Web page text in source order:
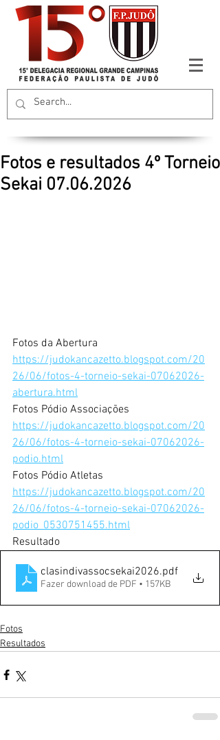
Fotos e resultados 4º Torneio
Sekai 07.06.2026
Fotos da Abertura
https://judokancazetto.blogspot.com/20
26/06/fotos-4-torneio-sekai-07062026-
abertura.html
Fotos Pódio Associações
https://judokancazetto.blogspot.com/20
26/06/fotos-4-torneio-sekai-07062026-
podio.html
Fotos Pódio Atletas
https://judokancazetto.blogspot.com/20
26/06/fotos-4-torneio-sekai-07062026-
podio_0530751455.html
Resultado
clasindivassocsekai2026.pdf
Fazer download de PDF • 157KB
Fotos
Resultados